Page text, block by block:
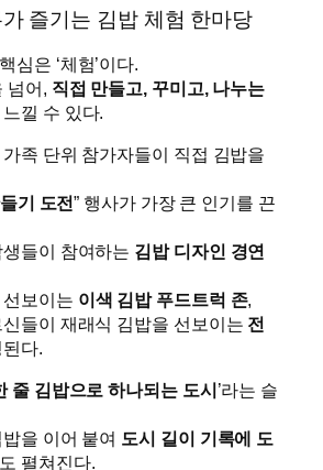
즐기는 김밥 체험 한마당
심은 ‘체험’이다.
넘어, 직접 만들고, 꾸미고, 나누는
느낄 수 있다.
족 단위 참가자들이 직접 김밥을
기 도전” 행사가 가장 큰 인기를 끈
들이 참여하는 김밥 디자인 경연
보이는 이색 김밥 푸드트럭 존,
들이 재래식 김밥을 선보이는 전
다.
줄 김밥으로 하나되는 도시’라는 슬
을 이어 붙여 도시 길이 기록에 도
도 펼쳐진다.